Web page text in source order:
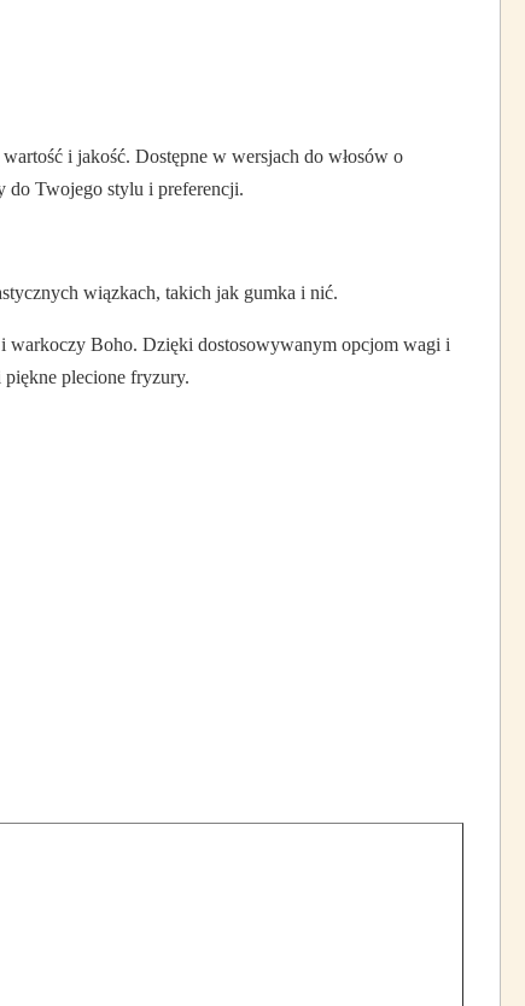
i jakość. Dostępne w wersjach do włosów o
do Twojego stylu i preferencji.
wiązkach, takich jak gumka i nić.
i warkoczy Boho. Dzięki dostosowywanym opcjom wagi i
piękne plecione fryzury.